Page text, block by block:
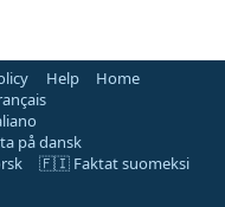
Help
Home
på dansk
🇫🇮 Faktat suomeksi